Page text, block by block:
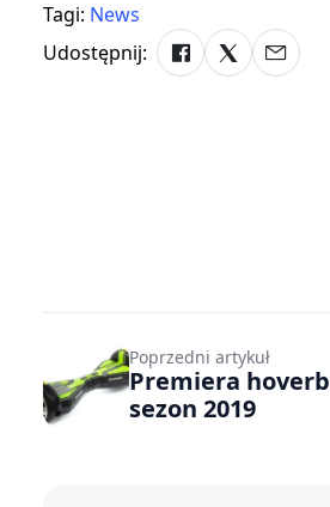
Tagi: News
Udostępnij:
Poprzedni artykuł
Premiera
sezon 2019